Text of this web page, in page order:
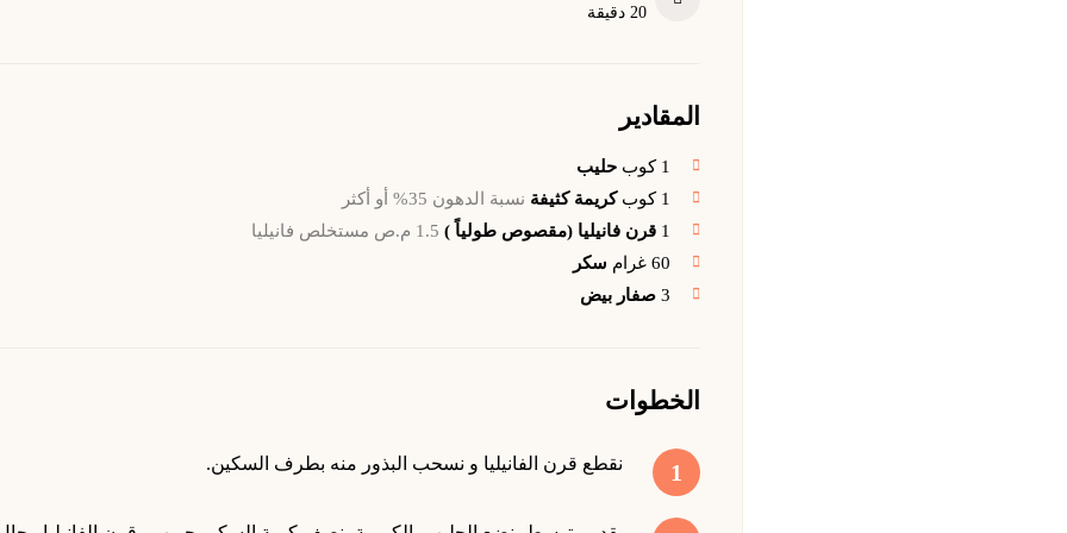
20
minutes
دقيقة
المقادير
1 كوب حليب
1 كوب كريمة كثيفة نسبة الدهون 35% أو أكثر
1 قرن فانيليا (مقصوص طولياً ) 1.5 م.ص مستخلص فانيليا
60 غرام سكر
3 صفار بيض
الخطوات
نقطع قرن الفانيليا و نسحب البذور منه بطرف السكين.